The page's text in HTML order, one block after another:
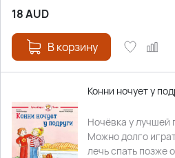
18AUD
В корзину
Конни ночует у
Ночёвка у лучшей
Можно долго
лечь спать позже